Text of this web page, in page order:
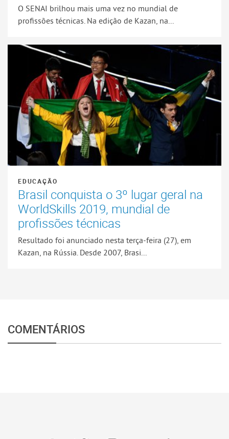
O SENAI brilhou mais uma vez no mundial de
profissões técnicas. Na edição de Kazan, na...
EDUCAÇÃO
Brasil conquista o 3º lugar geral na
WorldSkills 2019, mundial de
profissões técnicas
Resultado foi anunciado nesta terça-feira (27), em
Kazan, na Rússia. Desde 2007, Brasi...
COMENTÁRIOS